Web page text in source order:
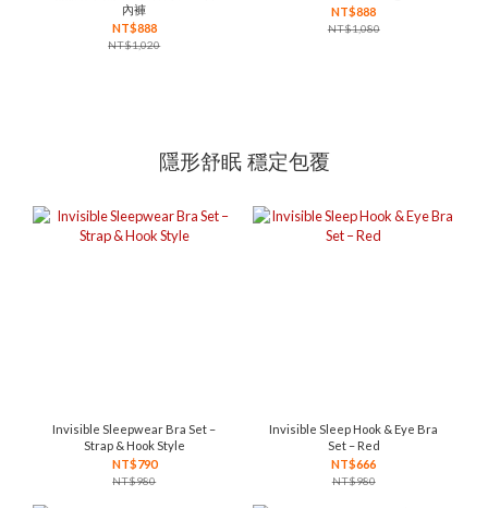
內褲
NT$888
NT$1,020
NT$888
NT$1,080
隱形舒眠 穩定包覆
Invisible Sleepwear Bra Set –
Strap & Hook Style
NT$790
NT$980
Invisible Sleep Hook & Eye Bra
Set – Red
NT$666
NT$980